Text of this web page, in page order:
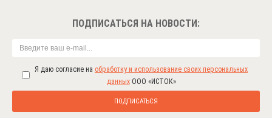
ПОДПИСАТЬСЯ НА НОВОСТИ:
Я даю согласие на обработку и использование своих персональных
данныхООО «ИСТОК»
ПОДПИСАТЬСЯ